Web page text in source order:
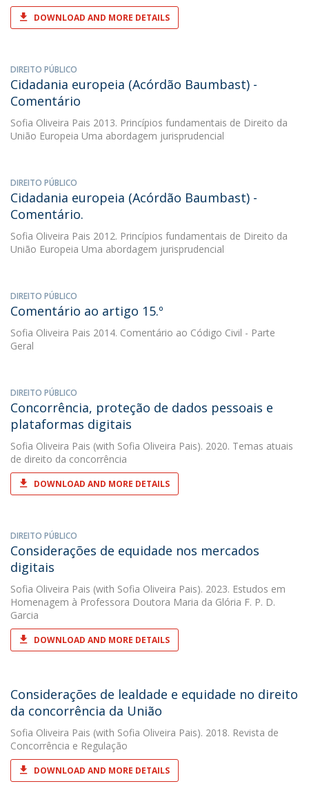
DOWNLOAD AND MORE DETAILS
DIREITO PÚBLICO
Cidadania europeia (Acórdão Baumbast) -
Comentário
Sofia Oliveira Pais 2013. Princípios fundamentais de Direito da
União Europeia Uma abordagem jurisprudencial
DIREITO PÚBLICO
Cidadania europeia (Acórdão Baumbast) -
Comentário.
Sofia Oliveira Pais 2012. Princípios fundamentais de Direito da
União Europeia Uma abordagem jurisprudencial
DIREITO PÚBLICO
Comentário ao artigo 15.º
Sofia Oliveira Pais 2014. Comentário ao Código Civil - Parte
Geral
DIREITO PÚBLICO
Concorrência, proteção de dados pessoais e
plataformas digitais
Sofia Oliveira Pais (with Sofia Oliveira Pais). 2020. Temas atuais
de direito da concorrência
DOWNLOAD AND MORE DETAILS
DIREITO PÚBLICO
Considerações de equidade nos mercados
digitais
Sofia Oliveira Pais (with Sofia Oliveira Pais). 2023. Estudos em
Homenagem à Professora Doutora Maria da Glória F. P. D.
Garcia
DOWNLOAD AND MORE DETAILS
Considerações de lealdade e equidade no direito
da concorrência da União
Sofia Oliveira Pais (with Sofia Oliveira Pais). 2018. Revista de
Concorrência e Regulação
DOWNLOAD AND MORE DETAILS